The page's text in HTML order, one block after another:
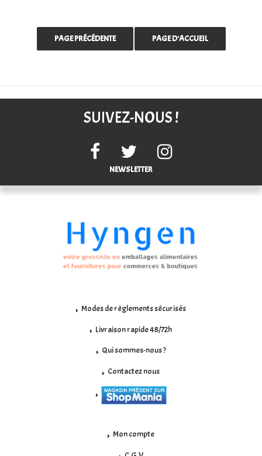
SUIVEZ-NOUS !
NEWSLETTER
Modes de règlements sécurisés
Livraison rapide 48/72h
Qui sommes-nous ?
Contactez nous
Mon compte